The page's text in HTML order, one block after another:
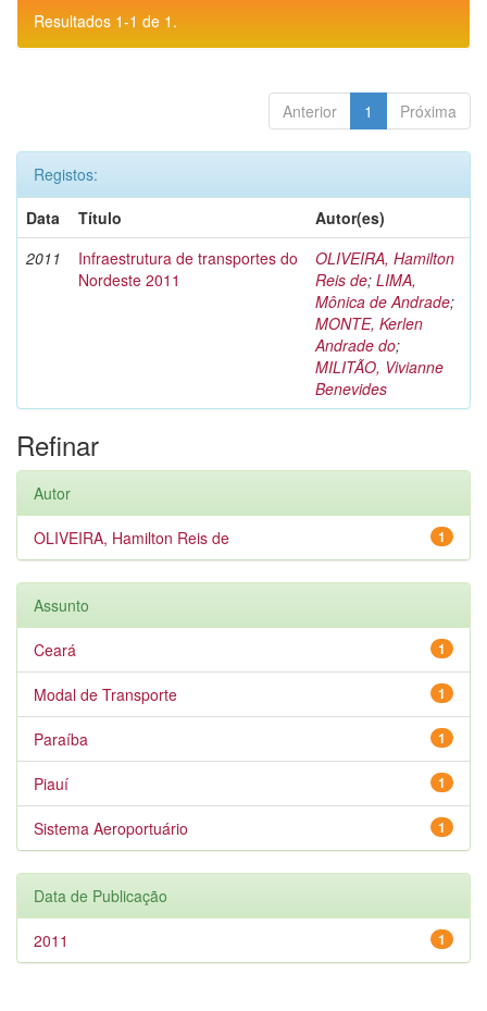
Resultados 1-1 de 1.
Anterior 1 Próxima
Registos:
Data
Título
Autor(es)
2011
Infraestrutura de transportes do
Nordeste 2011
OLIVEIRA, Hamilton
Reis de; LIMA,
Mônica de Andrade;
MONTE, Kerlen
Andrade do;
MILITÃO, Vivianne
Benevides
Refinar
Autor
1
OLIVEIRA, Hamilton Reis de
Assunto
1
Ceará
1
Modal de Transporte
1
Paraíba
1
Piauí
1
Sistema Aeroportuário
Data de Publicação
1
2011